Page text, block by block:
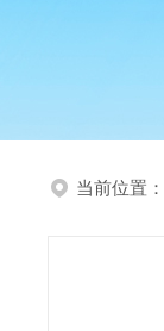
当前位置：